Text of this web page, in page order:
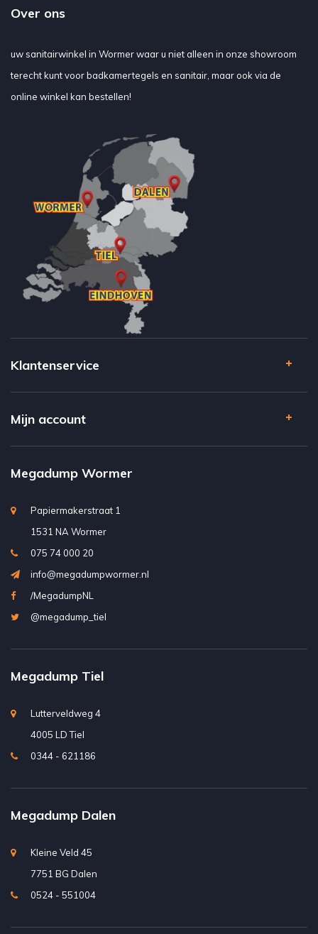
Over ons
uw sanitairwinkel in Wormer waar u niet alleen in onze showroom
terecht kunt voor badkamertegels en sanitair, maar ook via de
online winkel kan bestellen!
Klantenservice
Mijn account
Megadump Wormer
Papiermakerstraat 1
1531 NA Wormer
075 74 000 20
info@megadumpwormer.nl
/MegadumpNL
@megadump_tiel
Megadump Tiel
Lutterveldweg 4
4005 LD Tiel
0344 - 621186
Megadump Dalen
Kleine Veld 45
7751 BG Dalen
0524 - 551004